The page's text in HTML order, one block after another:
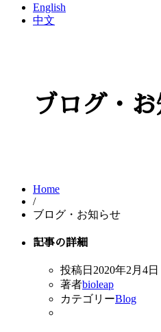
English
中文
ブログ・
Home
/
ブログ・お知らせ
記事の詳細
投稿日 2020年2月4日
著者bioleap
カテゴリーBlog